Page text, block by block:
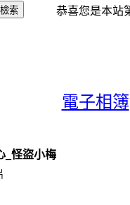
恭喜您是本站
電子相簿
_怪盜小梅